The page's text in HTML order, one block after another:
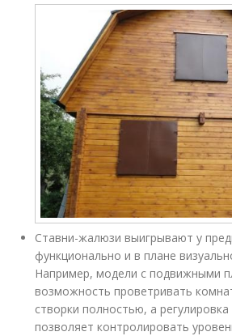
Ставни-жалюзи выигрывают у
функционально и в плане
Например, модели с подвижными
возможность проветривать
створки полностью, а
позволяет контролировать